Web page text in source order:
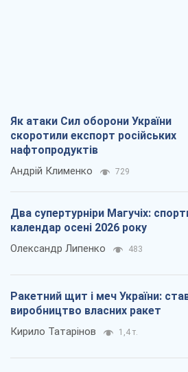
Як атаки Сил оборони України
скоротили експорт російських
нафтопродуктів
Андрій Клименко 729
Два супертурніри Магучіх:
календар осені 2026 року
Олександр Липенко 483
Ракетний щит і меч України:
виробництво власних ракет
Кирило Татарінов 1,4 т.